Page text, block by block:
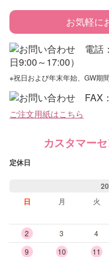
お気軽に
※祝日および年末年始、GW期
ご注文用紙はこちら
カスタマー
定休日
日
月 火
2
3 4
9
10 11